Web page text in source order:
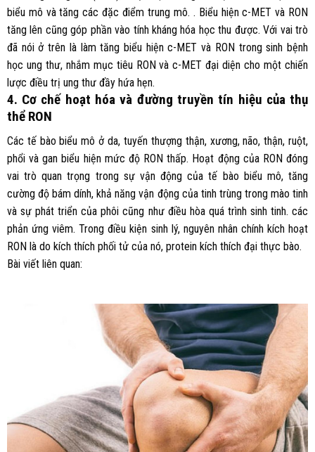
biểu mô và tăng các đặc điểm trung mô. . Biểu hiện c-MET và RON
tăng lên cũng góp phần vào tính kháng hóa học thu được. Với vai trò
đã nói ở trên là làm tăng biểu hiện c-MET và RON trong sinh bệnh
học ung thư, nhắm mục tiêu RON và c-MET đại diện cho một chiến
lược điều trị ung thư đầy hứa hẹn.
4. Cơ chế hoạt hóa và đường truyền tín hiệu của thụ
thể RON
Các tế bào biểu mô ở da, tuyến thượng thận, xương, não, thận, ruột,
phổi và gan biểu hiện mức độ RON thấp. Hoạt động của RON đóng
vai trò quan trọng trong sự vận động của tế bào biểu mô, tăng
cường độ bám dính, khả năng vận động của tinh trùng trong mào tinh
và sự phát triển của phôi cũng như điều hòa quá trình sinh tinh. các
phản ứng viêm. Trong điều kiện sinh lý, nguyên nhân chính kích hoạt
RON là do kích thích phối tử của nó, protein kích thích đại thực bào.
Bài viết liên quan: